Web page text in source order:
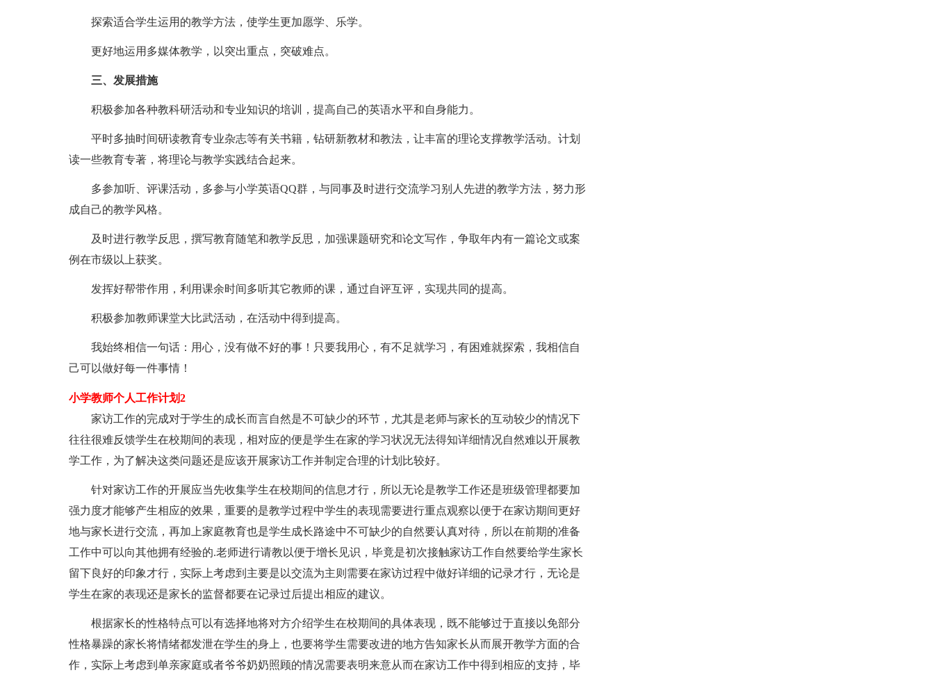
探索适合学生运用的教学方法，使学生更加愿学、乐学。
更好地运用多媒体教学，以突出重点，突破难点。
三、发展措施
积极参加各种教科研活动和专业知识的培训，提高自己的英语水平和自身能力。
平时多抽时间研读教育专业杂志等有关书籍，钻研新教材和教法，让丰富的理论支撑教学活动。计划
读一些教育专著，将理论与教学实践结合起来。
多参加听、评课活动，多参与小学英语QQ群，与同事及时进行交流学习别人先进的教学方法，努力形
成自己的教学风格。
及时进行教学反思，撰写教育随笔和教学反思，加强课题研究和论文写作，争取年内有一篇论文或案
例在市级以上获奖。
发挥好帮带作用，利用课余时间多听其它教师的课，通过自评互评，实现共同的提高。
积极参加教师课堂大比武活动，在活动中得到提高。
我始终相信一句话：用心，没有做不好的事！只要我用心，有不足就学习，有困难就探索，我相信自
己可以做好每一件事情！
小学教师个人工作计划2
家访工作的完成对于学生的成长而言自然是不可缺少的环节，尤其是老师与家长的互动较少的情况下
往往很难反馈学生在校期间的表现，相对应的便是学生在家的学习状况无法得知详细情况自然难以开展教
学工作，为了解决这类问题还是应该开展家访工作并制定合理的计划比较好。
针对家访工作的开展应当先收集学生在校期间的信息才行，所以无论是教学工作还是班级管理都要加
强力度才能够产生相应的效果，重要的是教学过程中学生的表现需要进行重点观察以便于在家访期间更好
地与家长进行交流，再加上家庭教育也是学生成长路途中不可缺少的自然要认真对待，所以在前期的准备
工作中可以向其他拥有经验的.老师进行请教以便于增长见识，毕竟是初次接触家访工作自然要给学生家长
留下良好的印象才行，实际上考虑到主要是以交流为主则需要在家访过程中做好详细的记录才行，无论是
学生在家的表现还是家长的监督都要在记录过后提出相应的建议。
根据家长的性格特点可以有选择地将对方介绍学生在校期间的具体表现，既不能够过于直接以免部分
性格暴躁的家长将情绪都发泄在学生的身上，也要将学生需要改进的地方告知家长从而展开教学方面的合
作，实际上考虑到单亲家庭或者爷爷奶奶照顾的情况需要表明来意从而在家访工作中得到相应的支持，毕